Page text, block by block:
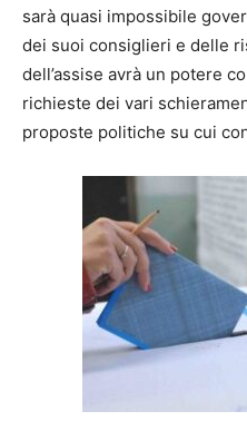
sarà quasi impossibile
dei suoi consiglieri e delle
dell’assise avrà un potere
richieste dei vari
proposte politiche su cui